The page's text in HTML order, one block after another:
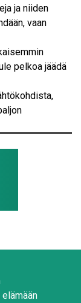
ja niiden
vaan
pelkoa jäädä